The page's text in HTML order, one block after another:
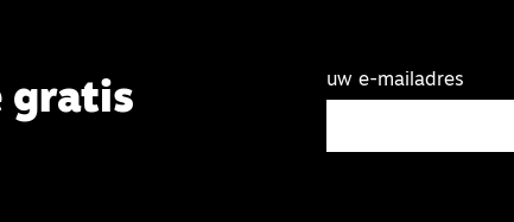
gratis
uw e-mailadres